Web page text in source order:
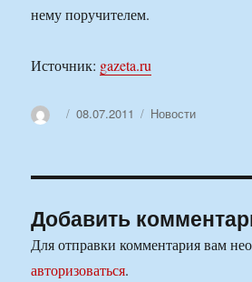
нему поручителем.
Источник: gazeta.ru
АвторОпубликовано
08.07.2011 Рубрики
Новости
Добавить
Для отправки комментария вам
авторизоваться.